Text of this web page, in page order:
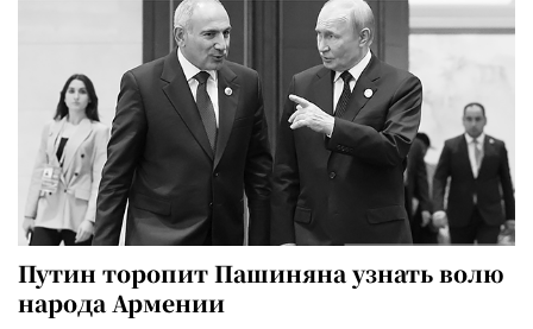
Путин торопит Пашиняна узнать волю
народа Армении